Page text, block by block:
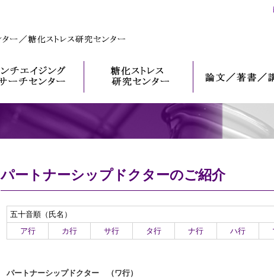
パートナーシップドクターのご紹介
五十音順（氏名）
ア行
カ行 サ行 タ行 ナ行 ハ行
パートナーシップドクター （ワ行）